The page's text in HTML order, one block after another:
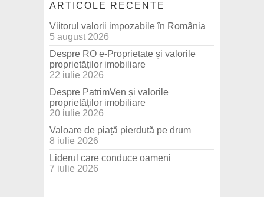
ARTICOLE RECENTE
Viitorul valorii impozabile în România
5 august 2026
Despre RO e-Proprietate și valorile
proprietăților imobiliare
22 iulie 2026
Despre PatrimVen și valorile
proprietăților imobiliare
20 iulie 2026
Valoare de piață pierdută pe drum
8 iulie 2026
Liderul care conduce oameni
7 iulie 2026